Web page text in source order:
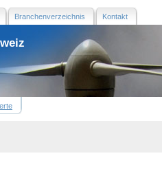
Branchenverzeichnis Kontakt